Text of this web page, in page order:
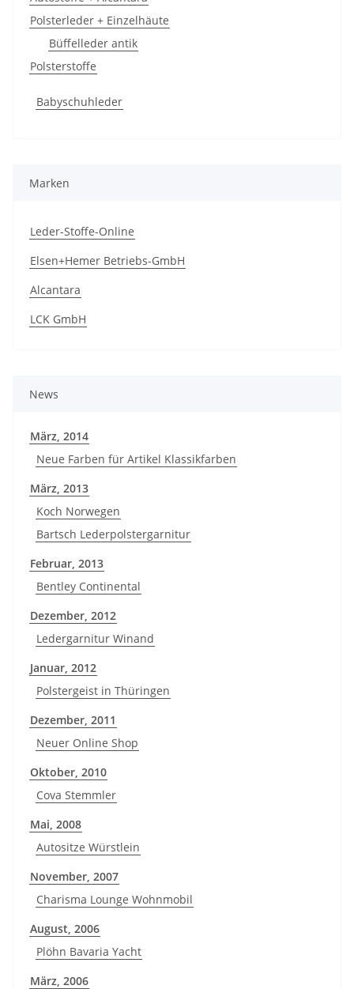
Polsterleder + Einzelhäute
Büffelleder antik
Polsterstoffe
Babyschuhleder
Marken
Leder-Stoffe-Online
Elsen+Hemer Betriebs-GmbH
Alcantara
LCK GmbH
News
März, 2014
Neue Farben für Artikel Klassikfarben
März, 2013
Koch Norwegen
Bartsch Lederpolstergarnitur
Februar, 2013
Bentley Continental
Dezember, 2012
Ledergarnitur Winand
Januar, 2012
Polstergeist in Thüringen
Dezember, 2011
Neuer Online Shop
Oktober, 2010
Cova Stemmler
Mai, 2008
Autositze Würstlein
November, 2007
Charisma Lounge Wohnmobil
August, 2006
Plöhn Bavaria Yacht
März, 2006